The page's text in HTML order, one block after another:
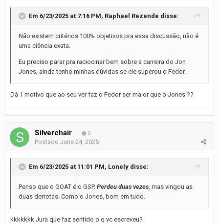
Em 6/23/2025 at 7:16 PM, Raphael Rezende disse:
Não existem critérios 100% objetivos pra essa discussão, não é
uma ciência exata.
Eu preciso parar pra raciocinar bem sobre a carreira do Jon
Jones, ainda tenho minhas dúvidas se ele superou o Fedor.
Dá 1 motivo que ao seu ver faz o Fedor ser maior que o Jones ??
Silverchair 0
Postado June 24, 2025
Em 6/23/2025 at 11:01 PM, Lonely disse:
Penso que o GOAT é o GSP. Perdeu duas vezes , mas vingou as
duas derrotas. Como o Jones, bom em tudo.
kkkkkkk Jura que faz sentido o q vc escreveu?